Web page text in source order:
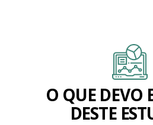
O QUE DEVO
DESTE